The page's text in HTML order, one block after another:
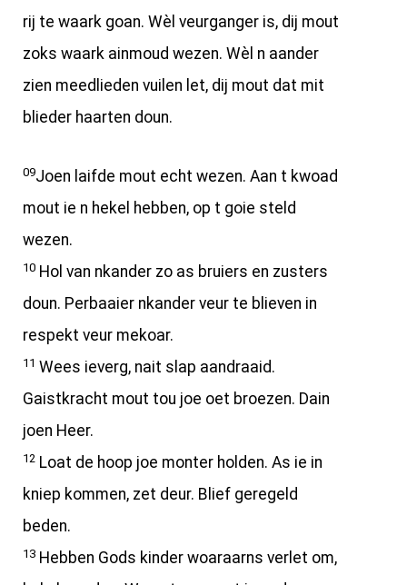
rij te waark goan. Wèl veurganger is, dij mout
zoks waark ainmoud wezen. Wèl n aander
zien meedlieden vuilen let, dij mout dat mit
blieder haarten doun.
09Joen laifde mout echt wezen. Aan t kwoad
mout ie n hekel hebben, op t goie steld
wezen.
10 Hol van nkander zo as bruiers en zusters
doun. Perbaaier nkander veur te blieven in
respekt veur mekoar.
11 Wees ieverg, nait slap aandraaid.
Gaistkracht mout tou joe oet broezen. Dain
joen Heer.
12 Loat de hoop joe monter holden. As ie in
kniep kommen, zet deur. Blief geregeld
beden.
13 Hebben Gods kinder woaraarns verlet om,